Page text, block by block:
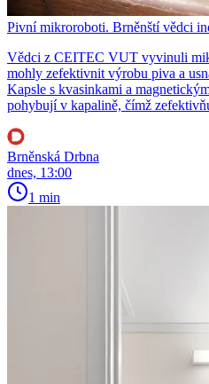
Pivní mikroroboti. Brněnští vědci
Vědci z CEITEC VUT vyvinuli
mohly zefektivnit výrobu piva a
Kapsle s kvasinkami a
pohybují v kapalině, čímž
Brněnská Drbna
dnes, 13:00
1 min